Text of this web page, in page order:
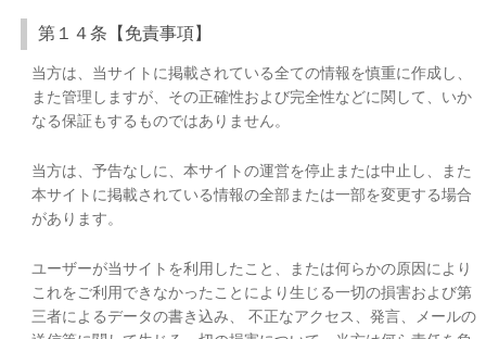
第１４条【免責事項】
当方は、当サイトに掲載されている全ての情報を慎重に作成し、
また管理しますが、その正確性および完全性などに関して、いか
なる保証もするものではありません。
当方は、予告なしに、本サイトの運営を停止または中止し、また
本サイトに掲載されている情報の全部または一部を変更する場合
があります。
ユーザーが当サイトを利用したこと、または何らかの原因により
これをご利用できなかったことにより生じる一切の損害および第
三者によるデータの書き込み、 不正なアクセス、発言、メールの